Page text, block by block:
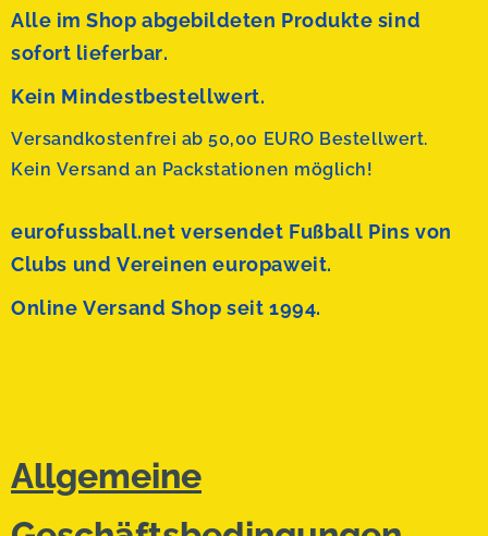
Alle im Shop abgebildeten Produkte sind
sofort lieferbar.
Kein Mindestbestellwert.
Versandkostenfrei ab 50,00 EURO Bestellwert.
Kein Versand an Packstationen möglich!
eurofussball.net versendet Fußball Pins von
Clubs und Vereinen europaweit.
Online Versand Shop seit 1994.
Allgemeine